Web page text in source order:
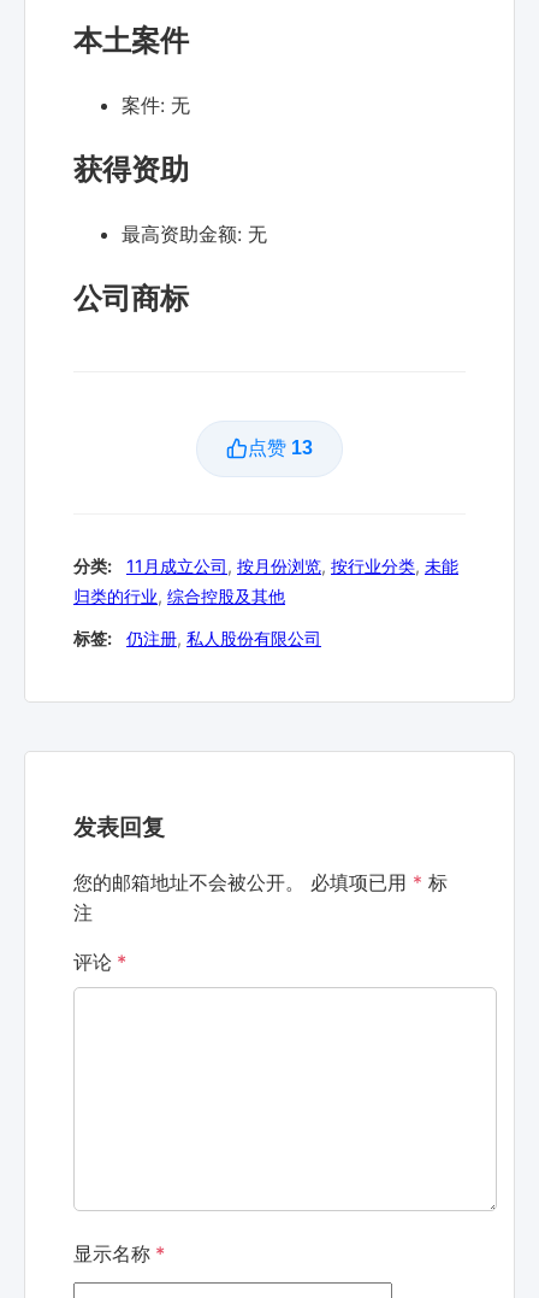
本土案件
案件: 无
获得资助
最高资助金额: 无
公司商标
点赞 13
分类: 11月成立公司, 按月份浏览, 按行业分类, 未能
归类的行业, 综合控股及其他
标签: 仍注册, 私人股份有限公司
发表回复
您的邮箱地址不会被公开。 必填项已用 * 标
注
评论 *
显示名称 *